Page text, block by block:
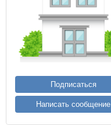
Подписаться
Написать сообщение